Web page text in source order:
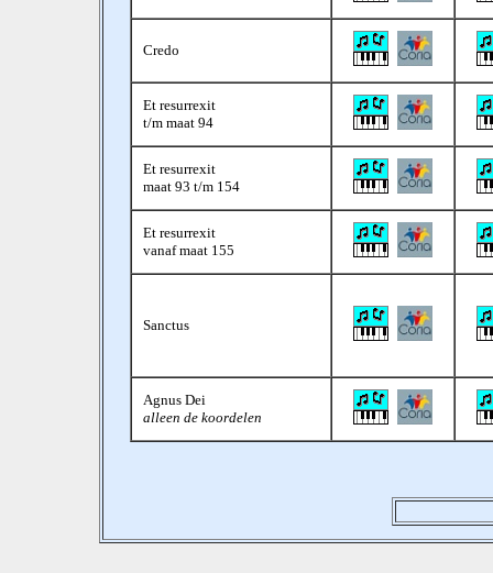
Credo
Et resurrexit
t/m maat 94
Et resurrexit
maat 93 t/m 154
Et resurrexit
vanaf maat 155
Sanctus
Agnus Dei
alleen de koordelen